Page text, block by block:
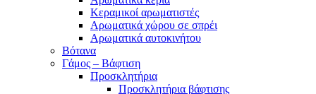
Kεραμικοί αρωματιστές
Αρωματικά χώρου σε σπρέι
Aρωματικά αυτοκινήτου
Βότανα
Γάμος – Βάφτιση
Προσκλητήρια
Προσκλητήρια βάφτισης